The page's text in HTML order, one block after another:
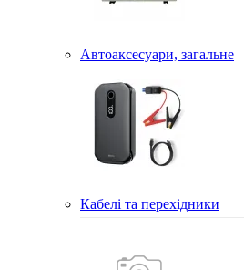
Автоаксесуари, загальне
Кабелі та перехідники